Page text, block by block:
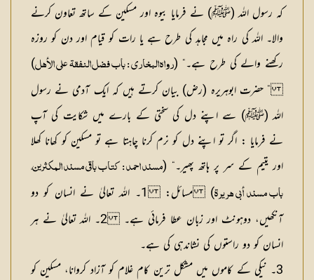
کہ رسول اللہ (ﷺ) نے فرمایا بیوہ اور مسکین کے ساتھ تعاون کرنے
والا۔ اللہ کی راہ میں مجاہد کی طرح ہے یا رات کو قیام اور دن کو روزہ
رکھنے والے کی طرح ہے۔“ (رواہ البخاری : باب فضل النفقۃ علی الأھل)
” حضرت ابوہریرہ (رض) بیان کرتے ہیں کہ ایک آدمی نے رسول
اللہ (ﷺ) سے اپنے دل کی سختی کے بارے میں شکایت کی آپ
نے فرمایا : اگر تو اپنے دل کو نرم کرنا چاہتا ہے تو مسکین کو کھانا کھلا
اور یتیم کے سر پر ہاتھ پھیر۔“ (مسند احمد : کتاب باقی مسند المکثرین،
باب مسند أبی ھریرۃ)مسائل:
1۔ اللہ تعالیٰ نے انسان کو دو
آنکھیں، دوہونٹ اور زبان عطا فرمائی ہے۔ 2۔ اللہ تعالیٰ نے ہر
انسان کو دو راستوں کی نشاندہی کی ہے۔
3۔ نیکی کے کاموں میں مشکل ترین کام غلام کو آزاد کروانا، مسکین کو